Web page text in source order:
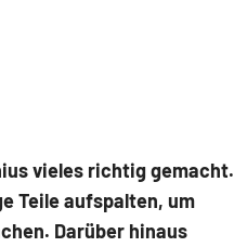
vieles richtig gemacht.
Teile aufspalten, um
Darüber hinaus